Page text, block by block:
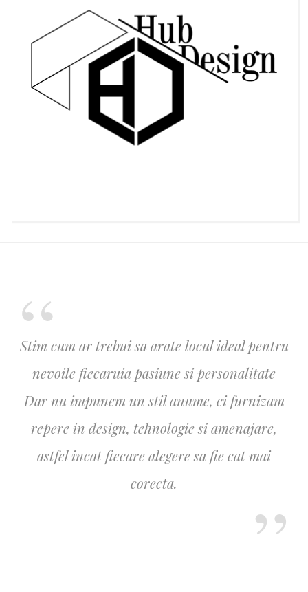
Stim cum ar trebui sa arate locul ideal pentru
nevoile fiecaruia pasiune si personalitate
Dar nu impunem un stil anume, ci furnizam
repere in design, tehnologie si amenajare,
astfel incat fiecare alegere sa fie cat mai
corecta.